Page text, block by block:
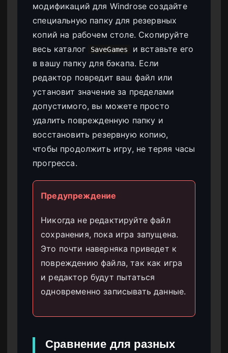
модификаций для Windrose создайте
специальную папку для резервных
копий на рабочем столе. Скопируйте
весь каталог
SaveGames
и вставьте его
в вашу папку для бэкапа. Если
редактор повредит ваш файл или
установит значение за пределами
допустимого, вы можете просто
удалить поврежденную папку и
восстановить резервную копию,
чтобы продолжить игру, не теряя часы
прогресса.
Предупреждение
Никогда не редактируйте файл
сохранения, пока игра запущена.
Это почти наверняка приведет к
повреждению файла, так как игра
и редактор будут пытаться
одновременно записывать данные.
Сравнение для разных